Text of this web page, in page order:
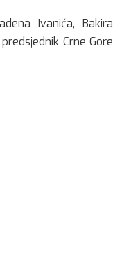
Ivanića, Bakira
Crne Gore